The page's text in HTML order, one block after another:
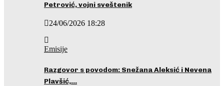
Petrović, vojni sveštenik
24/06/2026 18:28
Emisije
Razgovor s povodom: Snežana Aleksić i Nevena
Plavšić,…